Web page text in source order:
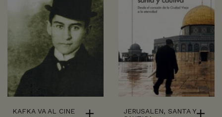
KAFKA VA AL CINE
JERUSALEN, SANTA Y